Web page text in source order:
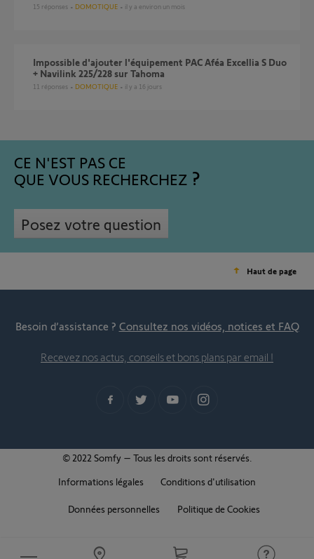
15 réponses DOMOTIQUE il y a environ un mois
Impossible d'ajouter l'équipement PAC Aféa Excellia S Duo
+ Navilink 225/228 sur Tahoma
11 réponses DOMOTIQUE il y a 16 jours
CE N'EST PAS CE
QUE VOUS RECHERCHEZ
Posez votre question
Haut de page
Besoin d’assistance ? Consultez nos vidéos, notices et FAQ
Recevez nos actus, conseils et bons plans par email !
© 2022 Somfy – Tous les droits sont réservés.
Informations légales
Conditions d'utilisation
Données personnelles Politique de Cookies